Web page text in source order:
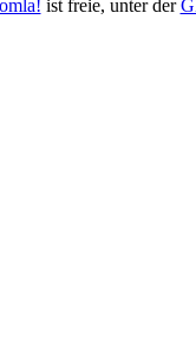
ist freie, unter der